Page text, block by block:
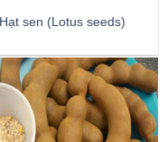
Hạt sen (Lotus seeds)